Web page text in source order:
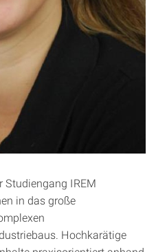
Studiengang IREM
in das große
Hochkarätige